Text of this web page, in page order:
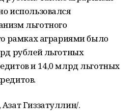
использовался
льготного
рамках аграриями было
рублей льготных
и 14,0 млрд льготных
Гиззатуллин/.